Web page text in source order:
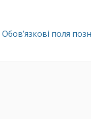
Обов’язкові поля